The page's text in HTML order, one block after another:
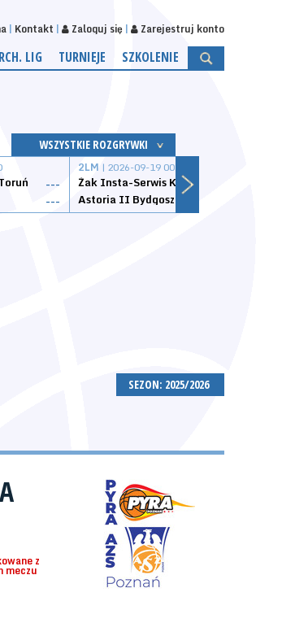
Kontakt Zaloguj się Zarejestruj konto
LIG TURNIEJE SZKOLENIE
WSZYSTKIE ROZGRYWKI
---
---
2LM | 2026-09-19 00:00
Żak Insta-Serwis Koszalin
Astoria II Bydgoszcz
SEZON: 2025/2026
z
meczu